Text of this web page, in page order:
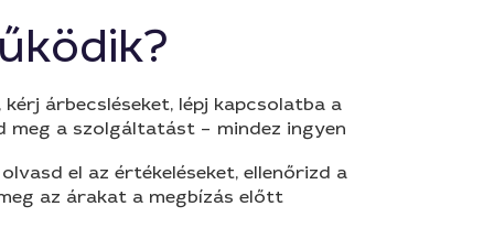
árbecsléseket, lépj kapcsolatba a
meg a szolgáltatást – mindez ingyen
el az értékeléseket, ellenőrizd a
az árakat a megbízás előtt